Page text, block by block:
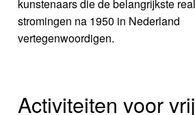
kunstenaars die de belangrijkste
stromingen na 1950 in Nederland
vertegenwoordigen.
Activiteiten voor